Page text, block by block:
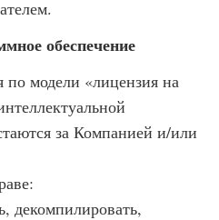
обеспечение
по модели «лицензия на
за Компанией и/или
декомпилировать,